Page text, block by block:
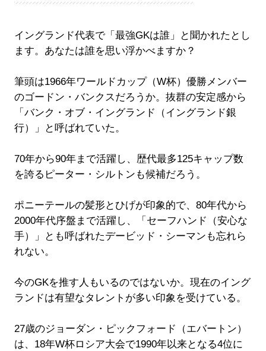
イングランド代表で「最強GKは誰」と聞かれたとし
ます。あなたは誰を思い浮かべますか？
筆頭は1966年ワールドカップ（W杯）優勝メンバー
のゴードン・バンクスだろうか。抜群の安定感から
「バンク・オブ・イングランド（イングランド銀
行）」と呼ばれていた。
70年から90年まで活躍し、歴代最多125キャップ数
を誇るピーター・シルトンも候補だろう。
ポニーテールの髪形とひげが印象的で、80年代から
2000年代序盤まで活躍し、「セーフハンド（安心な
手）」とも呼ばれたデービッド・シーマンも忘れら
れない。
今のGKを推す人もいるのではないか。現在のイング
ランドは有望なタレントが多い印象を受けている。
27歳のジョーダン・ピックフォード（エバートン）
は、18年W杯ロシア大会で1990年以来となる4位に